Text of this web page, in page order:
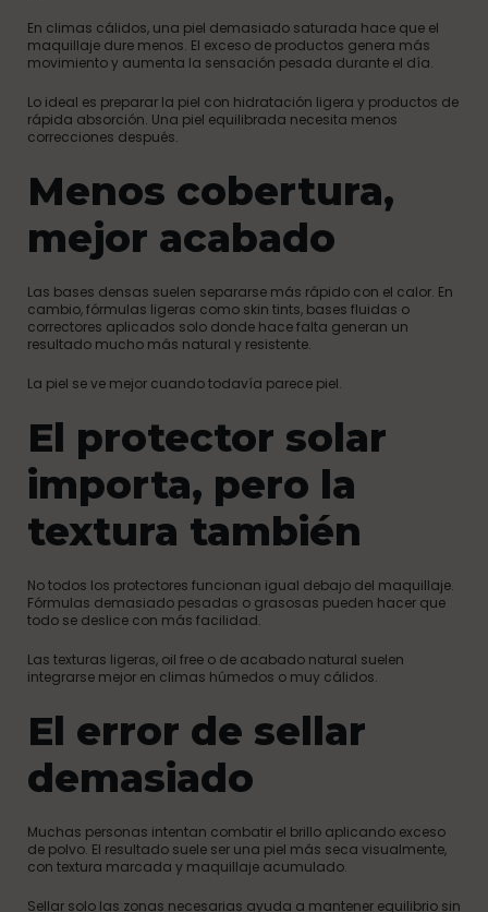
En climas cálidos, una piel demasiado saturada hace que el
maquillaje dure menos. El exceso de productos genera más
movimiento y aumenta la sensación pesada durante el día.
Lo ideal es preparar la piel con hidratación ligera y productos de
rápida absorción. Una piel equilibrada necesita menos
correcciones después.
Menos cobertura,
mejor acabado
Las bases densas suelen separarse más rápido con el calor. En
cambio, fórmulas ligeras como skin tints, bases fluidas o
correctores aplicados solo donde hace falta generan un
resultado mucho más natural y resistente.
La piel se ve mejor cuando todavía parece piel.
El protector solar
importa, pero la
textura también
No todos los protectores funcionan igual debajo del maquillaje.
Fórmulas demasiado pesadas o grasosas pueden hacer que
todo se deslice con más facilidad.
Las texturas ligeras, oil free o de acabado natural suelen
integrarse mejor en climas húmedos o muy cálidos.
El error de sellar
demasiado
Muchas personas intentan combatir el brillo aplicando exceso
de polvo. El resultado suele ser una piel más seca visualmente,
con textura marcada y maquillaje acumulado.
Sellar solo las zonas necesarias ayuda a mantener equilibrio sin